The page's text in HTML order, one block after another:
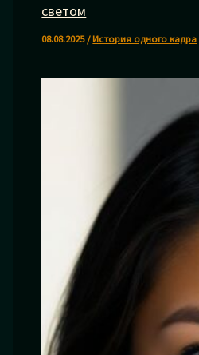
светом
08.08.2025/История одного кадра